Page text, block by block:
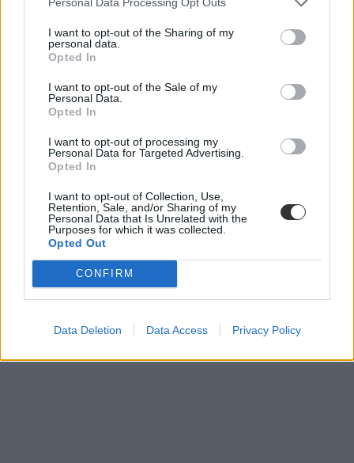
I want to opt-out of the Sharing of my
personal data.
Opted In
I want to opt-out of the Sale of my
Personal Data.
Opted In
I want to opt-out of processing my
Personal Data for Targeted Advertising.
Opted In
I want to opt-out of Collection, Use,
Retention, Sale, and/or Sharing of my
Personal Data that Is Unrelated with the
Purposes for which it was collected.
Opted Out
CONFIRM
Data Deletion Data Access Privacy Policy
MCC
Mathias Corvinus Collegium
orbán balázs
tehetséggondozó program